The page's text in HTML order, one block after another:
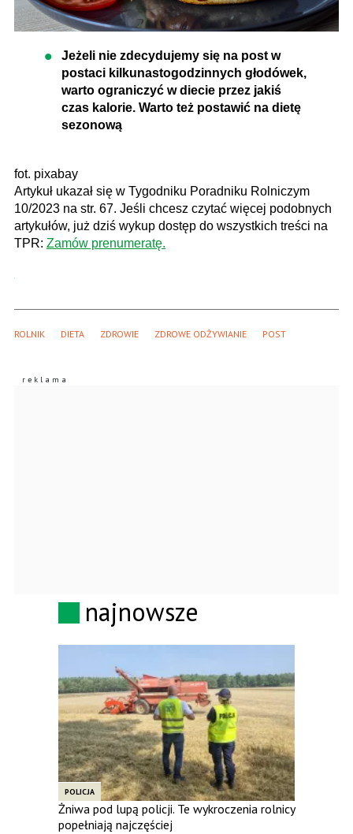
Jeżeli nie zdecydujemy się na post w
postaci kilkunastogodzinnych głodówek,
warto ograniczyć w diecie przez jakiś
czas kalorie. Warto też postawić na dietę
sezonową
fot. pixabay
Artykuł ukazał się w Tygodniku Poradniku Rolniczym
10/2023 na str. 67. Jeśli chcesz czytać więcej podobnych
artykułów, już dziś wykup dostęp do wszystkich treści na
TPR: Zamów prenumeratę.
ROLNIK DIETA ZDROWIE ZDROWE ODŻYWIANIE POST
najnowsze
POLICJA
Żniwa pod lupą policji. Te wykroczenia rolnicy
popełniają najczęściej